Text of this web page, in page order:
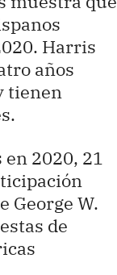
Harris
años
tienen
2020, 21
George W.
de